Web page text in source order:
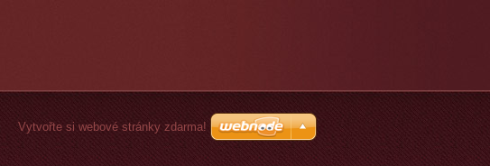
Vytvořte si webové stránky zdarma!